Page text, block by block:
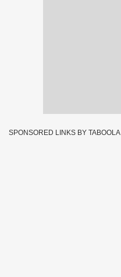
SPONSORED LINKS BY TABOOLA